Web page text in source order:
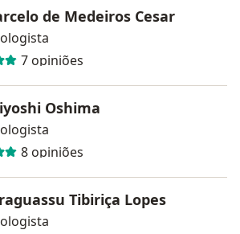
de Medeiros Cesar
7 opiniões
Oshima
8 opiniões
Tibiriça Lopes